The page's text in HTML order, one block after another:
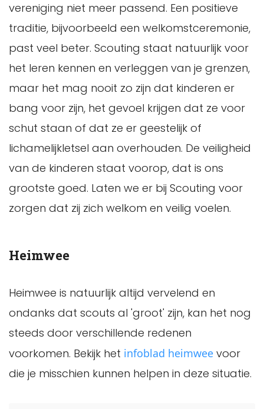
vereniging niet meer passend. Een positieve
traditie, bijvoorbeeld een welkomstceremonie,
past veel beter. Scouting staat natuurlijk voor
het leren kennen en verleggen van je grenzen,
maar het mag nooit zo zijn dat kinderen er
bang voor zijn, het gevoel krijgen dat ze voor
schut staan of dat ze er geestelijk of
lichamelijkletsel aan overhouden. De veiligheid
van de kinderen staat voorop, dat is ons
grootste goed. Laten we er bij Scouting voor
zorgen dat zij zich welkom en veilig voelen.
Heimwee
Heimwee is natuurlijk altijd vervelend en
ondanks dat scouts al 'groot' zijn, kan het nog
steeds door verschillende redenen
voorkomen. Bekijk het infoblad heimwee voor
die je misschien kunnen helpen in deze situatie.